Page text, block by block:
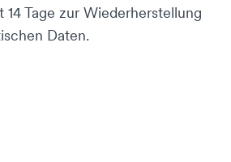
Tage zur Wiederherstellung
Daten.